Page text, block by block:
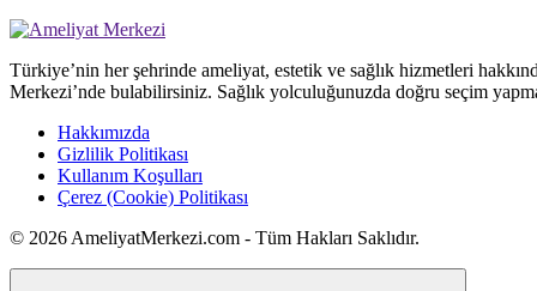
Türkiye’nin her şehrinde ameliyat, estetik ve sağlık hizmetleri
Merkezi’nde bulabilirsiniz. Sağlık yolculuğunuzda doğru seçim
Hakkımızda
Gizlilik Politikası
Kullanım Koşulları
Çerez (Cookie) Politikası
© 2026 AmeliyatMerkezi.com - Tüm Hakları Saklıdır.